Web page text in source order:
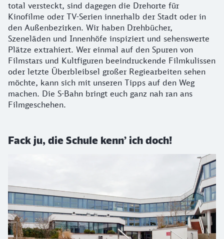
total versteckt, sind dagegen die Drehorte für
Kinofilme oder TV-Serien innerhalb der Stadt oder in
den Außenbezirken. Wir haben Drehbücher,
Szeneläden und Innenhöfe inspiziert und sehenswerte
Plätze extrahiert. Wer einmal auf den Spuren von
Filmstars und Kultfiguren beeindruckende Filmkulissen
oder letzte Überbleibsel großer Regiearbeiten sehen
möchte, kann sich mit unseren Tipps auf den Weg
machen. Die S-Bahn bringt euch ganz nah ran ans
Filmgeschehen.
Fack ju, die Schule kenn’ ich doch!